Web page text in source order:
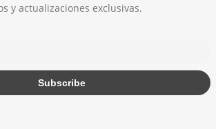
y actualizaciones exclusivas.